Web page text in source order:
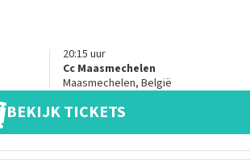
20:15 uur
Cc Maasmechelen
Maasmechelen, België
BEKIJK TICKETS